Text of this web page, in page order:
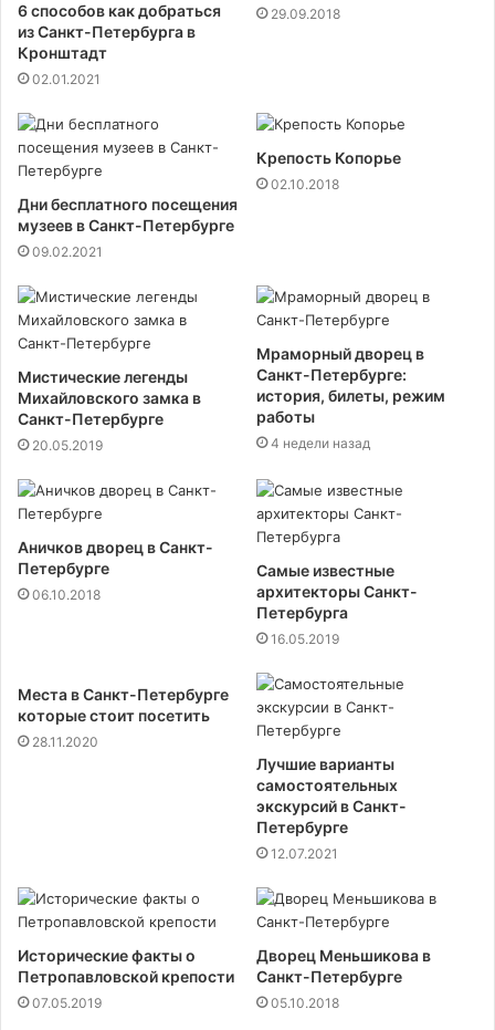
6 способов как добраться
из Санкт-Петербурга в
Кронштадт
02.01.2021
29.09.2018
Дни бесплатного посещения
музеев в Санкт-Петербурге
09.02.2021
Крепость Копорье
02.10.2018
Мистические легенды
Михайловского замка в
Санкт-Петербурге
20.05.2019
Мраморный дворец в
Санкт-Петербурге:
история, билеты, режим
работы
4 недели назад
Аничков дворец в Санкт-
Петербурге
06.10.2018
Самые известные
архитекторы Санкт-
Петербурга
16.05.2019
Места в Санкт-Петербурге
которые стоит посетить
28.11.2020
Лучшие варианты
самостоятельных
экскурсий в Санкт-
Петербурге
12.07.2021
Исторические факты о
Петропавловской крепости
07.05.2019
Дворец Меньшикова в
Санкт-Петербурге
05.10.2018